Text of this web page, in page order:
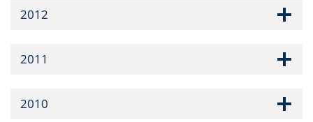
2012
2011
2010